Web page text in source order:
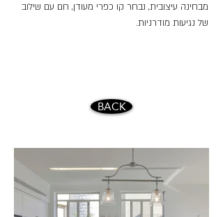
מבחינה עיצובית, נבחר קו כפרי מעודן, חם עם שילוב
של נגיעות מודרניות.
BACK